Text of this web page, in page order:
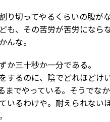
り切ってやるくらいの腹が
も、その苦労が苦労になら
んな。
か三十秒か一分である。
するのに、陰でどれほどけ
までやっている。そうでな
いるわけや。耐えられない